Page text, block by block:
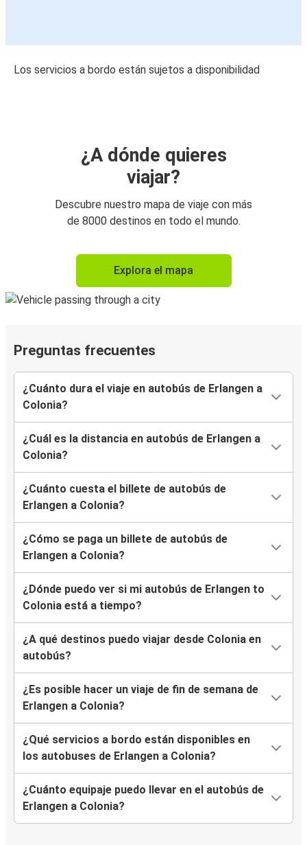
Los servicios a bordo están sujetos a disponibilidad
¿A dónde quieres
viajar?
Descubre nuestro mapa de viaje con más
de 8000 destinos en todo el mundo.
Explora el mapa
Preguntas frecuentes
¿Cuánto dura el viaje en autobús de Erlangen a
Colonia?
¿Cuál es la distancia en autobús de Erlangen a
Colonia?
¿Cuánto cuesta el billete de autobús de
Erlangen a Colonia?
¿Cómo se paga un billete de autobús de
Erlangen a Colonia?
¿Dónde puedo ver si mi autobús de Erlangen to
Colonia está a tiempo?
¿A qué destinos puedo viajar desde Colonia en
autobús?
¿Es posible hacer un viaje de fin de semana de
Erlangen a Colonia?
¿Qué servicios a bordo están disponibles en
los autobuses de Erlangen a Colonia?
¿Cuánto equipaje puedo llevar en el autobús de
Erlangen a Colonia?